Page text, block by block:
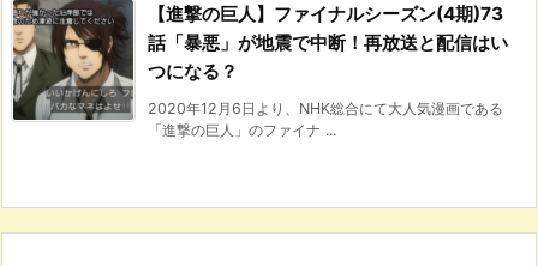
【進撃の巨人】ファイナルシーズン(4期)73
話「暴悪」が地震で中断！再放送と配信はい
つになる？
2020年12月6日より、NHK総合にて大人気漫画である
「進撃の巨人」のファイナ ...